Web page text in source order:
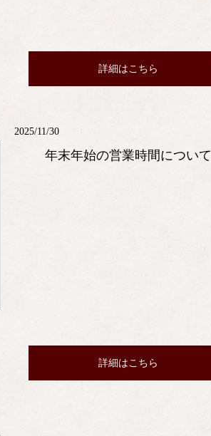
詳細はこちら
2025/11/30
年末年始の営業時間について
詳細はこちら